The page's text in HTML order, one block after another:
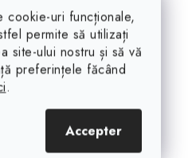
uri funcționale,
permite să utilizați
site-ului nostru și să vă
preferințele făcând
.
Accepter